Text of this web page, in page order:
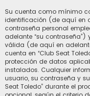
Su cuenta como mínimo
identificación (de aquí en
contraseña personal
adelante “su
válida (de aquí en
cuenta en “Club Seat
protección de datos
instalados. Cualquier
usuario, su contraseña y
Seat Toledo” durante el